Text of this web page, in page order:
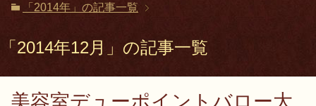
「2014年」の記事一覧
「2014年12月」の記事一覧